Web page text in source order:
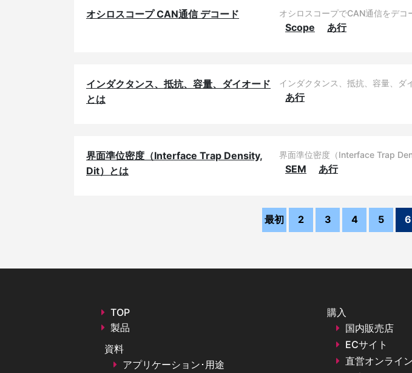
オシロスコープ CAN通信 デコード オシロスコープでCAN通信をデ
Scope あ行
インダクタンス、抵抗、容量、ダイオード
とは
インダクタンス、抵抗、容量、
あ行
界面準位密度（Interface Trap Density,
Dit）とは
界面準位密度（Interface Trap
SEM あ行
最初 2 3 4 5 6
TOP
製品
資料
アプリケーション･用途
購入
国内販売店
ECサイト
直営オンライ